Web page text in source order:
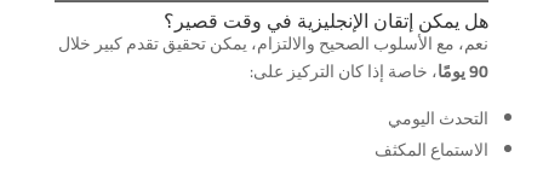
هل يمكن إتقان الإنجليزية في وقت قصير؟
نعم، مع الأسلوب الصحيح والالتزام، يمكن تحقيق تقدم كبير خلال
90 يومًا
، خاصة إذا كان التركيز على:
التحدث اليومي
الاستماع المكثف